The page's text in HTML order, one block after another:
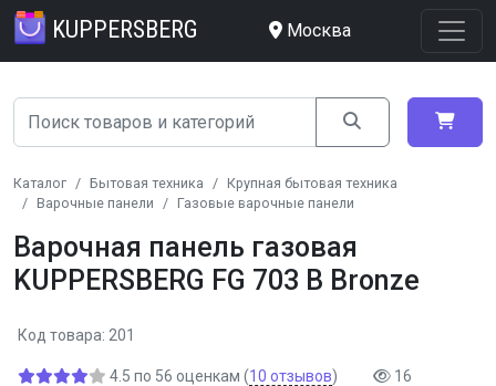
KUPPERSBERG Москва
Каталог Бытовая техника
Крупная бытовая техника
Варочные панели
Газовые варочные панели
Варочная панель газовая
KUPPERSBERG FG 703 B Bronze
Код товара: 201
4.5 по 56 оценкам (10 отзывов) 16